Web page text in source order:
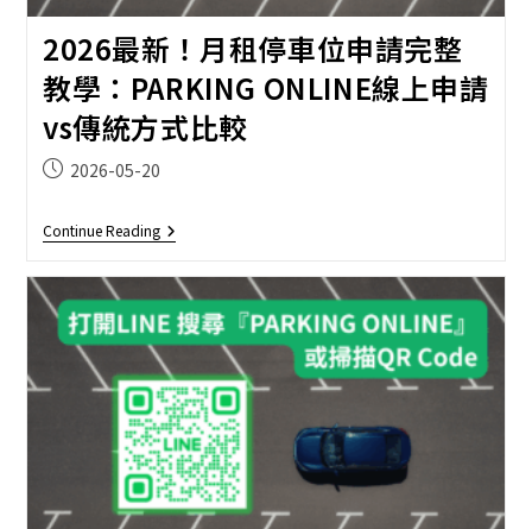
完
整
指
南
2026最新！月租停車位申請完整
教學：PARKING ONLINE線上申請
vs傳統方式比較
Post2026-05-20
Continue Reading2026
最
月
租
停
車
位
申
請
完
整
教
學：
PARKING
ONLINE